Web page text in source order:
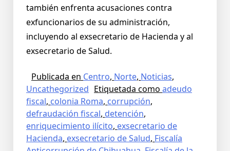
también enfrenta acusaciones contra
exfuncionarios de su administración,
incluyendo al exsecretario de Hacienda y al
exsecretario de Salud.
Publicada en Centro, Norte, Noticias,
Uncathegorized Etiquetada como adeudo
fiscal, colonia Roma, corrupción,
defraudación fiscal, detención,
enriquecimiento ilícito, exsecretario de
Hacienda, exsecretario de Salud, Fiscalía